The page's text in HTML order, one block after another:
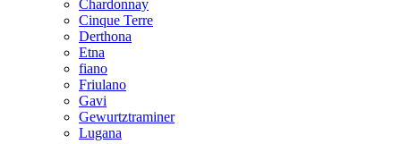
Chardonnay
Cinque Terre
Derthona
Etna
fiano
Friulano
Gavi
Gewurtztraminer
Lugana